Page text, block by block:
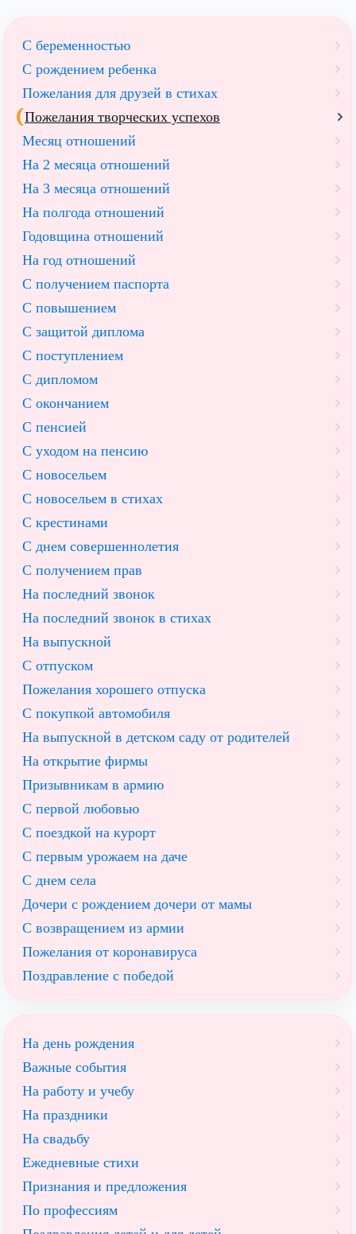
С беременностью
С рождением ребенка
Пожелания для друзей в стихах
Пожелания творческих успехов
Месяц отношений
На 2 месяца отношений
На 3 месяца отношений
На полгода отношений
Годовщина отношений
На год отношений
С получением паспорта
С повышением
С защитой диплома
С поступлением
С дипломом
С окончанием
С пенсией
С уходом на пенсию
С новосельем
С новосельем в стихах
С крестинами
С днем совершеннолетия
С получением прав
На последний звонок
На последний звонок в стихах
На выпускной
С отпуском
Пожелания хорошего отпуска
С покупкой автомобиля
На выпускной в детском саду от родителей
На открытие фирмы
Призывникам в армию
С первой любовью
С поездкой на курорт
С первым урожаем на даче
С днем села
Дочери с рождением дочери от мамы
С возвращением из армии
Пожелания от коронавируса
Поздравление с победой
На день рождения
Важные события
На работу и учебу
На праздники
На свадьбу
Ежедневные стихи
Признания и предложения
По профессиям